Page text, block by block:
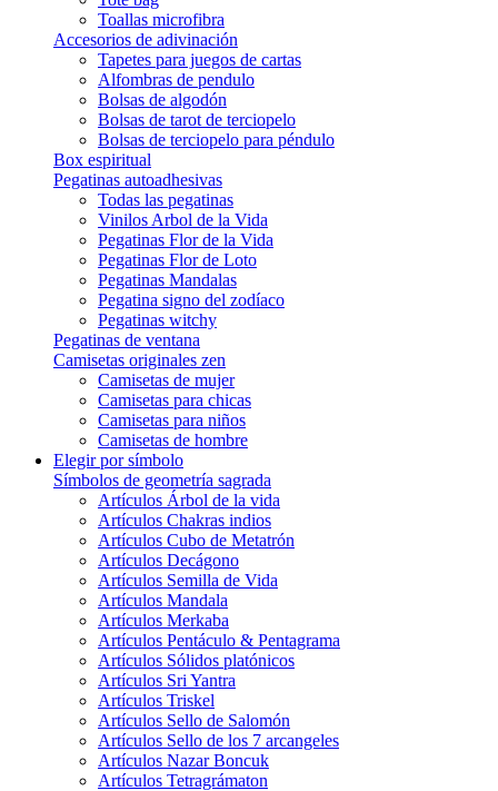
Toallas microfibra
Accesorios de adivinación
Tapetes para juegos de cartas
Alfombras de pendulo
Bolsas de algodón
Bolsas de tarot de terciopelo
Bolsas de terciopelo para péndulo
Box espiritual
Pegatinas autoadhesivas
Todas las pegatinas
Vinilos Arbol de la Vida
Pegatinas Flor de la Vida
Pegatinas Flor de Loto
Pegatinas Mandalas
Pegatina signo del zodíaco
Pegatinas witchy
Pegatinas de ventana
Camisetas originales zen
Camisetas de mujer
Camisetas para chicas
Camisetas para niños
Camisetas de hombre
Elegir por símbolo
Símbolos de geometría sagrada
Artículos Árbol de la vida
Artículos Chakras indios
Artículos Cubo de Metatrón
Artículos Decágono
Artículos Semilla de Vida
Artículos Mandala
Artículos Merkaba
Artículos Pentáculo & Pentagrama
Artículos Sólidos platónicos
Artículos Sri Yantra
Artículos Triskel
Artículos Sello de Salomón
Artículos Sello de los 7 arcangeles
Artículos Nazar Boncuk
Artículos Tetragrámaton